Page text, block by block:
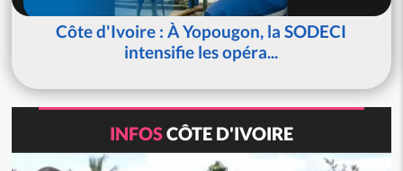
Côte d'Ivoire : À Yopougon, la SODECI
intensifie les opéra...
INFOSCÔTE D'IVOIRE